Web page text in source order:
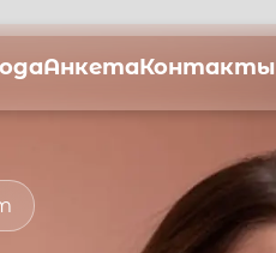
АнкетаКонтакты